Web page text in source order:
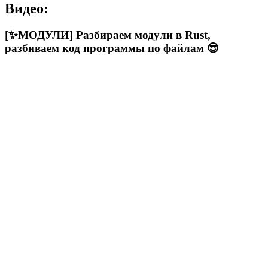
Видео:
[✨МОДУЛИ] Разбираем модули в Rust,
разбиваем код программы по файлам 😎